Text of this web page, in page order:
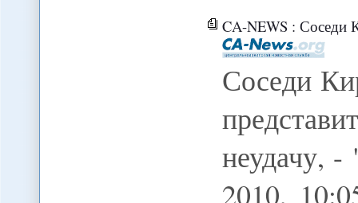
CA-NEWS : Соседи Киргизии
Соседи
неудачу,
2010,